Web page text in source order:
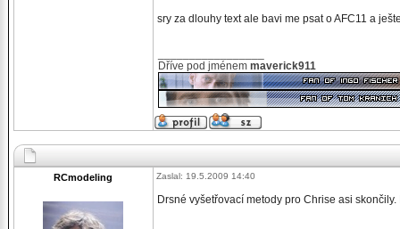
sry za dlouhy text ale bavi me psat o AFC11 a
Dříve pod jménem maverick911
RCmodeling Zaslal: 19.5.2009 14:40
Drsné vyšetřovací metody pro Chrise asi